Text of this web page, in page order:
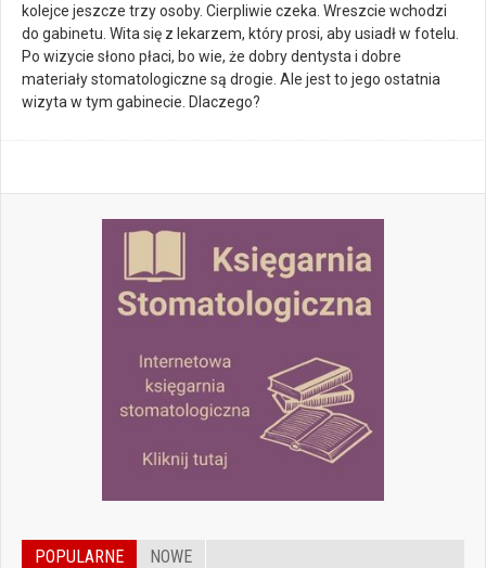
kolejce jeszcze trzy osoby. Cierpliwie czeka. Wreszcie wchodzi
do gabinetu. Wita się z lekarzem, który prosi, aby usiadł w fotelu.
Po wizycie słono płaci, bo wie, że dobry dentysta i dobre
materiały stomatologiczne są drogie. Ale jest to jego ostatnia
wizyta w tym gabinecie. Dlaczego?
POPULARNE NOWE